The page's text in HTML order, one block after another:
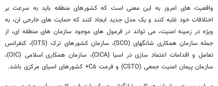
واقعیت های امروز به این معنی است که کشورهای منطقه باید به سرعت بر
اختلافات خود غلبه کنند و یک مدل جدید ایجاد کنند که حمایت های خارجی ان، به
ویژه در زمینه امنیت، می تواند در فرمول های موجود سازمان های منطقه ای، از
جمله سازمان همکاری شانگهای (SCO)، سازمان کشورهای ترک (OTS)، کنفرانس
تعامل و اقدامات اعتماد سازی در اسیا (CICA)، سازمان همکاری اسلامی (OIC)،
سازمان پیمان امنیت جمعی (CSTO) و فرمت C۵+ کشورهای اسیای مرکزی باشد.